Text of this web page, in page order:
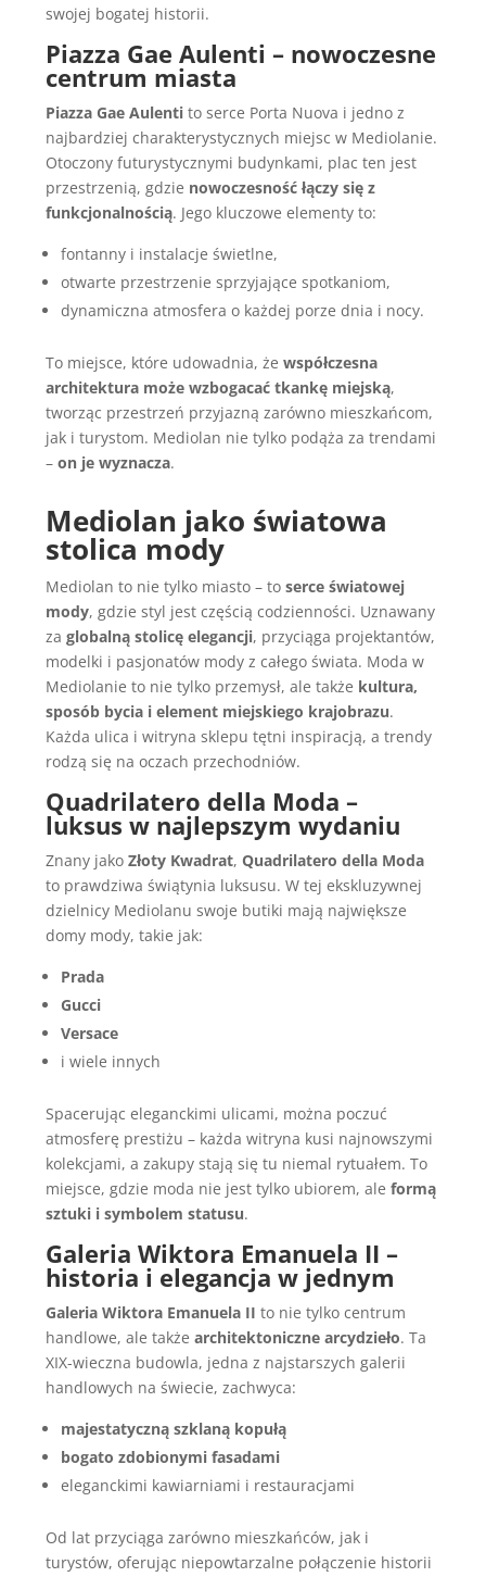
swojej bogatej historii.
Piazza Gae Aulenti – nowoczesne
centrum miasta
Piazza Gae Aulenti to serce Porta Nuova i jedno z
najbardziej charakterystycznych miejsc w Mediolanie.
Otoczony futurystycznymi budynkami, plac ten jest
przestrzenią, gdzie nowoczesność łączy się z
funkcjonalnością. Jego kluczowe elementy to:
fontanny i instalacje świetlne,
otwarte przestrzenie sprzyjające spotkaniom,
dynamiczna atmosfera o każdej porze dnia i nocy.
To miejsce, które udowadnia, żewspółczesna
architektura może wzbogacać tkankę miejską,
tworząc przestrzeń przyjazną zarówno mieszkańcom,
jak i turystom. Mediolan nie tylko podąża za trendami
–on je wyznacza.
Mediolan jako światowa
stolica mody
Mediolan to nie tylko miasto – toserce światowej
mody, gdzie styl jest częścią codzienności. Uznawany
zaglobalną stolicę elegancji, przyciąga projektantów,
modelki i pasjonatów mody z całego świata. Moda w
Mediolanie to nie tylko przemysł, ale także kultura,
sposób bycia i element miejskiego krajobrazu.
Każda ulica i witryna sklepu tętni inspiracją, a trendy
rodzą się na oczach przechodniów.
Quadrilatero della Moda –
luksus w najlepszym wydaniu
Znany jakoZłoty Kwadrat,Quadrilatero della Moda
to prawdziwa świątynia luksusu. W tej ekskluzywnej
dzielnicy Mediolanu swoje butiki mają największe
domy mody, takie jak:
Prada
Gucci
Versace
i wiele innych
Spacerując eleganckimi ulicami, można poczuć
atmosferę prestiżu – każda witryna kusi najnowszymi
kolekcjami, a zakupy stają się tu niemal rytuałem. To
miejsce, gdzie moda nie jest tylko ubiorem, aleformą
sztuki i symbolem statusu.
Galeria Wiktora Emanuela II –
historia i elegancja w jednym
Galeria Wiktora Emanuela II to nie tylko centrum
handlowe, ale takżearchitektoniczne arcydzieło. Ta
XIX-wieczna budowla, jedna z najstarszych galerii
handlowych na świecie, zachwyca:
majestatyczną szklaną kopułą
bogato zdobionymi fasadami
eleganckimi kawiarniami i restauracjami
Od lat przyciąga zarówno mieszkańców, jak i
turystów, oferując niepowtarzalne połączenie historii